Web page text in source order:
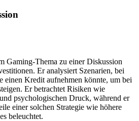
Gaming-Thema zu einer Diskussion
Er analysiert Szenarien, bei
einen Kredit aufnehmen könnte, um bei
Er betrachtet Risiken wie
psychologischen Druck, während er
einer solchen Strategie wie höhere
beleuchtet.